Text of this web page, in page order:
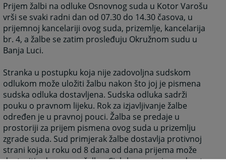
Prijem žalbi na odluke Osnovnog suda u Kotor Varošu
vrši se svaki radni dan od 07.30 do 14.30 časova, u
prijemnoj kancelariji ovog suda, prizemlje, kancelarija
br. 4, a žalbe se zatim prosleđuju Okružnom sudu u
Banja Luci.
Stranka u postupku koja nije zadovoljna sudskom
odlukom može uložiti žalbu nakon što joj je pismena
sudska odluka dostavljena. Sudska odluka sadrži
pouku o pravnom lijeku. Rok za izjavljivanje žalbe
određen je u pravnoj pouci. Žalba se predaje u
prostoriji za prijem pismena ovog suda u prizemlju
zgrade suda. Sud primjerak žalbe dostavlja protivnoj
strani koja u roku od 8 dana od dana prijema može
dostaviti odgovor na žalbu. Cjelokupan spis predmeta